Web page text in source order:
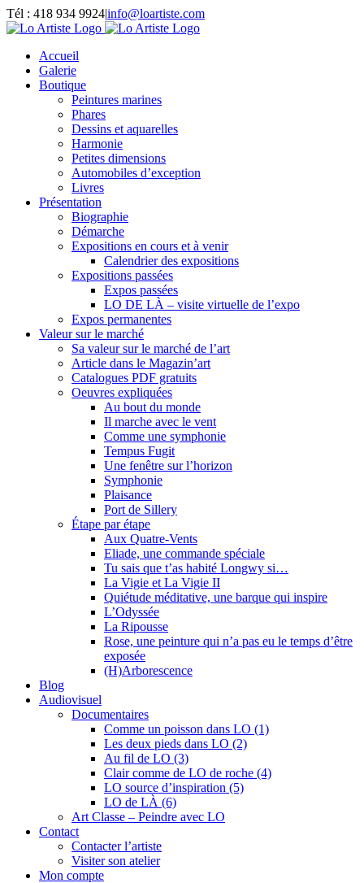
Passer
au
Tél : 418 934 9924|info@loartiste.com
Facebook
Instagram
Email
Pinterest
YouTube
Accueil
Galerie
Boutique
Peintures marines
Phares
Dessins et aquarelles
Harmonie
Petites dimensions
Automobiles d’exception
Livres
Présentation
Biographie
Démarche
Expositions en cours et à venir
Calendrier des expositions
Expositions passées
Expos passées
LO DE LÀ – visite virtuelle de l’expo
Expos permanentes
Valeur sur le marché
Sa valeur sur le marché de l’art
Article dans le Magazin’art
Catalogues PDF gratuits
Oeuvres expliquées
Au bout du monde
Il marche avec le vent
Comme une symphonie
Tempus Fugit
Une fenêtre sur l’horizon
Symphonie
Plaisance
Port de Sillery
Étape par étape
Aux Quatre-Vents
Eliade, une commande spéciale
Tu sais que t’as habité Longwy si…
La Vigie et La Vigie II
Quiétude méditative, une barque qui inspire
L’Odyssée
La Ripousse
Rose, une peinture qui n’a pas eu le temps d’être
exposée
(H)Arborescence
Blog
Audiovisuel
Documentaires
Comme un poisson dans LO (1)
Les deux pieds dans LO (2)
Au fil de LO (3)
Clair comme de LO de roche (4)
LO source d’inspiration (5)
LO de LÀ (6)
Art Classe – Peindre avec LO
Contact
Contacter l’artiste
Visiter son atelier
Mon compte